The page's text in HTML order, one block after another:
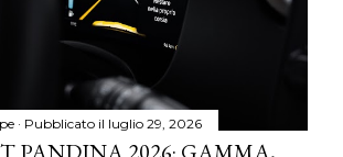
Pubblicato il luglio 29, 2026